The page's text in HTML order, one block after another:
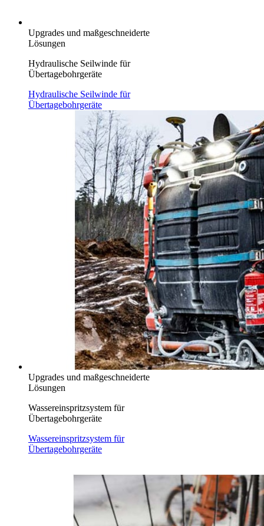
Upgrades und maßgeschneiderte
Lösungen
Hydraulische Seilwinde für
Übertagebohrgeräte
Hydraulische Seilwinde für
Übertagebohrgeräte
Upgrades und maßgeschneiderte
Lösungen
Wassereinspritzsystem für
Übertagebohrgeräte
Wassereinspritzsystem für
Übertagebohrgeräte